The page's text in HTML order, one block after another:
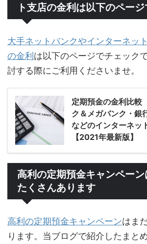
ト支店の金利は以下のペー
大手ネットバンクやインターネッ
の金利は以下のページでチェック
討する際にご利用くださいませ。
定期預金の金利比較
ク＆メガバンク・銀
などのインターネッ
【2021年最新版】
高利の定期預金キャンペー
たくさんあります
高利の定期預金キャンペーンはま
ります。当ブログで紹介したまと